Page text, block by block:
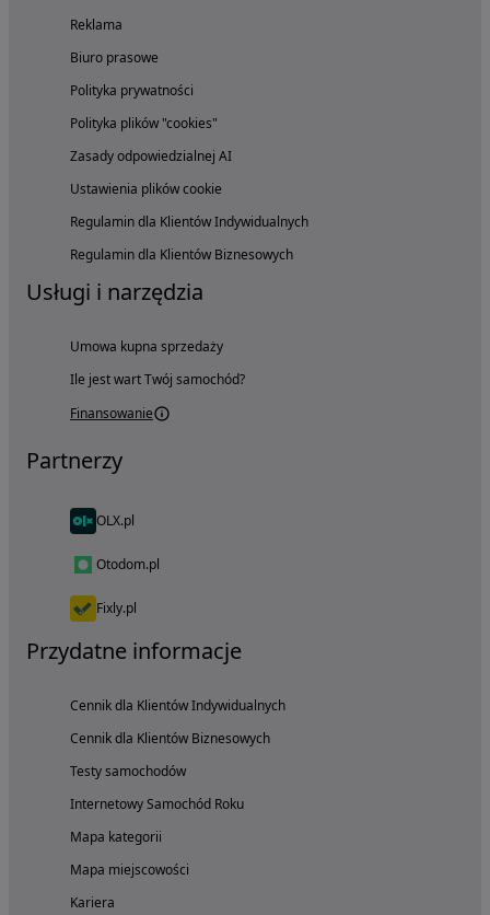
Reklama
Biuro prasowe
Polityka prywatności
Polityka plików "cookies"
Zasady odpowiedzialnej AI
Ustawienia plików cookie
Regulamin dla Klientów Indywidualnych
Regulamin dla Klientów Biznesowych
Usługi i narzędzia
Umowa kupna sprzedaży
Ile jest wart Twój samochód?
Finansowanie
Partnerzy
OLX.pl
Otodom.pl
Fixly.pl
Przydatne informacje
Cennik dla Klientów Indywidualnych
Cennik dla Klientów Biznesowych
Testy samochodów
Internetowy Samochód Roku
Mapa kategorii
Mapa miejscowości
Kariera